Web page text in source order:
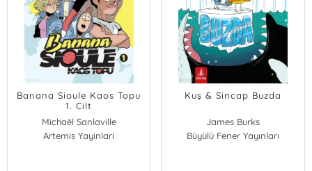
Banana Sioule Kaos Topu
1. Cilt
Michaël Sanlaville
Artemis Yayinlari
Kuş & Sincap Buzda
James Burks
Büyülü Fener Yayınları